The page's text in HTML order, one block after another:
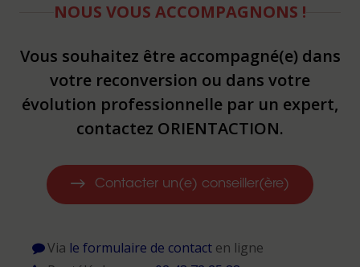
NOUS VOUS ACCOMPAGNONS !
Vous souhaitez être accompagné(e) dans
votre reconversion ou dans votre
évolution professionnelle par un expert,
contactez ORIENTACTION.
Contacter un(e) conseiller(ère)
Via le formulaire de contacten ligne